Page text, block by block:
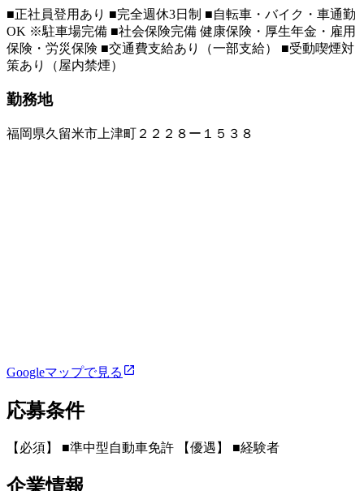
■正社員登用あり ■完全週休3日制 ■自転車・バイク・車通勤
OK ※駐車場完備 ■社会保険完備 健康保険・厚生年金・雇用
保険・労災保険 ■交通費支給あり（一部支給） ■受動喫煙対
策あり（屋内禁煙）
勤務地
福岡県久留米市上津町２２２８ー１５３８
Googleマップで見る
応募条件
【必須】 ■準中型自動車免許 【優遇】 ■経験者
企業情報